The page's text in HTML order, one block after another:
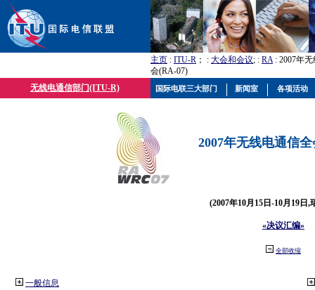
主页 : ITU-R ； : 大会和会议; : RA: 2007年
会(RA-07)
无线电通信部门(ITU-R)
2007年无线电通信
(2007年10月15日-10月19日,
«决议汇编»
全部收缩
一般信息
国际电联三大部门 新闻室 各项活动